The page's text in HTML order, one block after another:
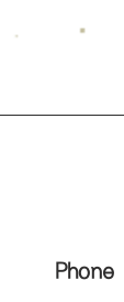
Phone